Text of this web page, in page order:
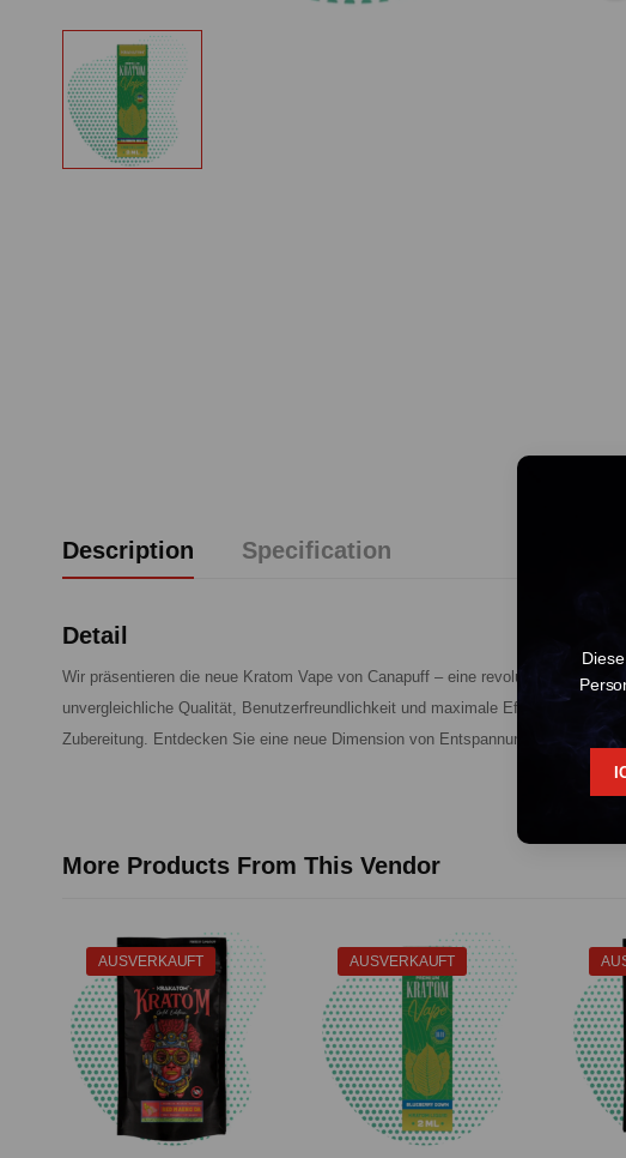
Description Specification
Detail
Wir präsentieren die neue Kratom Vape von Canapuff – eine revolutionäre
unvergleichliche Qualität, Benutzerfreundlichkeit und maximale Effizienz. Mit
Zubereitung. Entdecken Sie eine neue Dimension von Entspannung und
More Products From This Vendor
AUSVERKAUFT AUSVERKAUFT